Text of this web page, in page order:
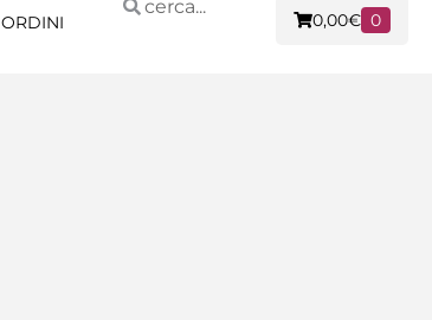
ORDINI 0,00€ 0